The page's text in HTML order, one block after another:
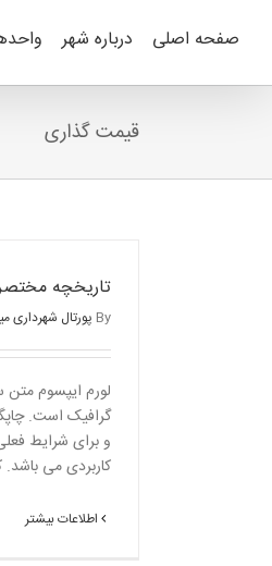
صفحه اصلی درباره شهر
قیمت گذاری
تاریخچه
By پورتال شهرداری
لورم ایپسوم متن
گرافیک است.
و برای شرایط
کاربردی می
اطلاعات بیشتر